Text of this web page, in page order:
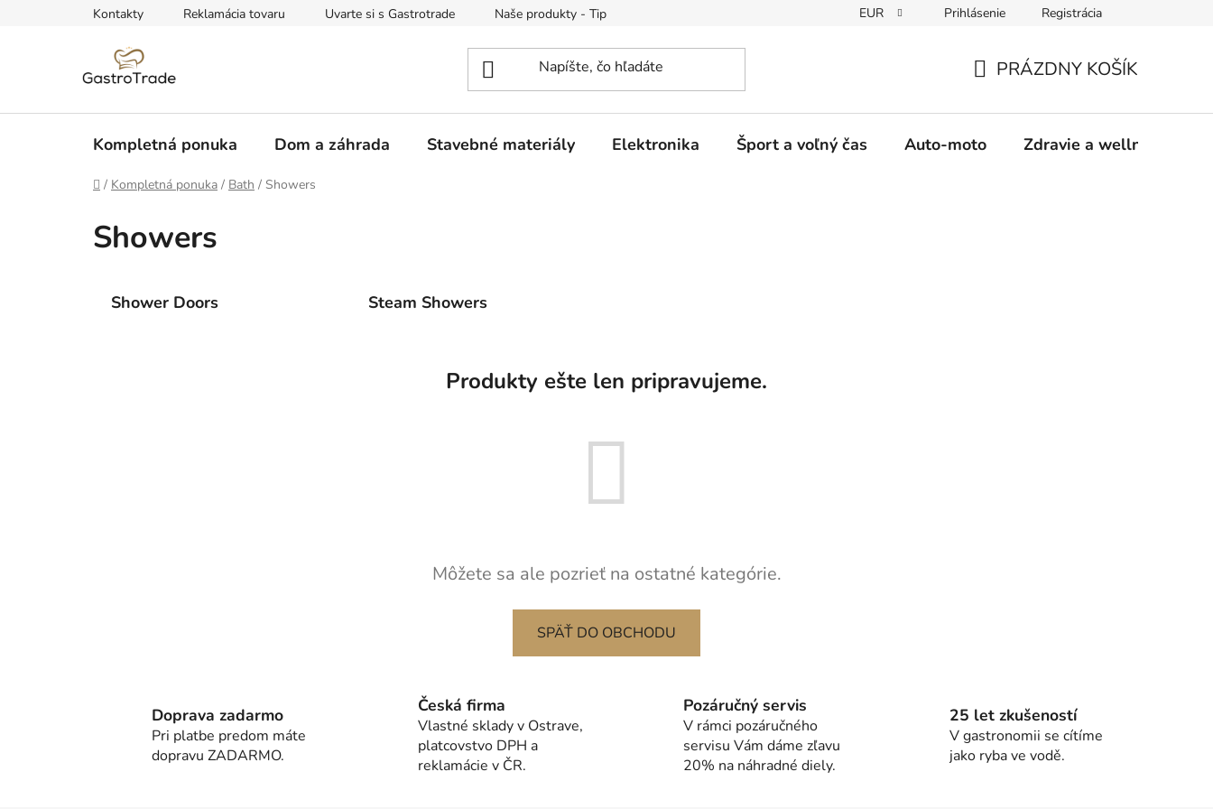
Kontakty Reklamácia tovaru Uvarte si s Gastrotrade Naše produkty - Tipy a triky Moja objednávka
EUR Prihlásenie Registrácia
KOŠÍK
PRÁZDNY KOŠÍK
Kompletná ponuka Dom a záhrada Stavebné materiály Elektronika Šport a voľný čas Auto-moto Zdravie a wellness
Domov
/ Kompletná ponuka / Bath / Showers
Showers
Shower Doors Steam Showers
Produkty ešte len pripravujeme.
Môžete sa ale pozrieť na ostatné kategórie.
SPÄŤ DO OBCHODU
Doprava zadarmo
Pri platbe predom máte
dopravu ZADARMO.
Česká firma
Vlastné sklady v Ostrave,
platcovstvo DPH a
reklamácie v ČR.
Pozáručný servis
V rámci pozáručného
servisu Vám dáme zľavu
20% na náhradné diely.
25 let zkušeností
V gastronomii se cítíme
jako ryba ve vodě.